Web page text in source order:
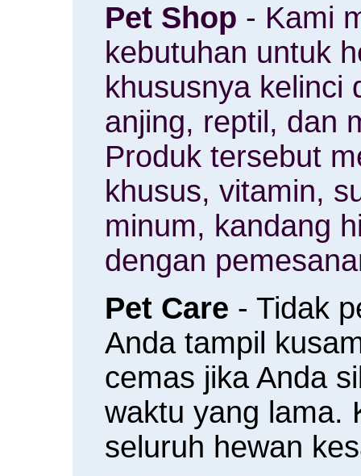
Pet Shop - Kami
kebutuhan untuk
khususnya kelinci
anjing, reptil, dan
Produk tersebut
khusus, vitamin,
minum, kandang
dengan
Pet Care - Tidak
Anda tampil
cemas jika Anda
waktu yang lama.
seluruh hewan